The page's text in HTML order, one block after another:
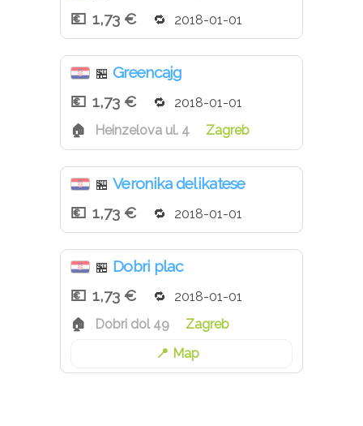
1,73 €
2018-01-01
🏪 Greencajg
1,73 €
2018-01-01
Heinzelova ul. 4
Zagreb
🏪 Veronika delikatese
1,73 €
2018-01-01
🏪 Dobri plac
1,73 €
2018-01-01
Dobri dol 49
Zagreb
Map